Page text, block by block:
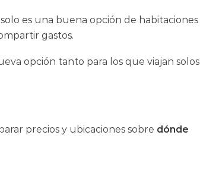
solo es una buena opción de habitaciones
gastos.
opción tanto para los que viajan solos
precios y ubicaciones sobre dónde